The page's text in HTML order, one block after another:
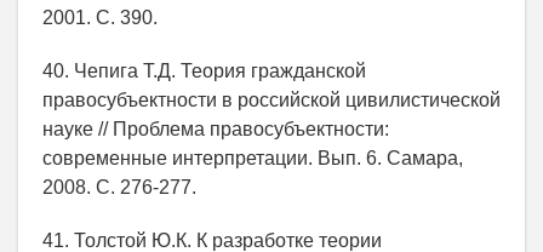
2001. С. 390.
40. Чепига Т.Д. Теория гражданской
правосубъектности в российской цивилистической
науке // Проблема правосубъектности:
современные интерпретации. Вып. 6. Самара,
2008. С. 276-277.
41. Толстой Ю.К. К разработке теории